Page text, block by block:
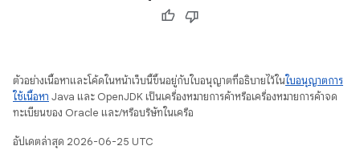
ตัวอย่างเนื้อหาและโค้ดในหน้าเว็บนี้ขึ้นอยู่กับใบอนุญาตที่อธิบายไว้ในใบอนุญาตการ
ใช้เนื้อหา Java และ OpenJDK เป็นเครื่องหมายการค้าหรือเครื่องหมายการค้าจด
ทะเบียนของ Oracle และ/หรือบริษัทในเครือ
อัปเดตล่าสุด 2026-06-25 UTC